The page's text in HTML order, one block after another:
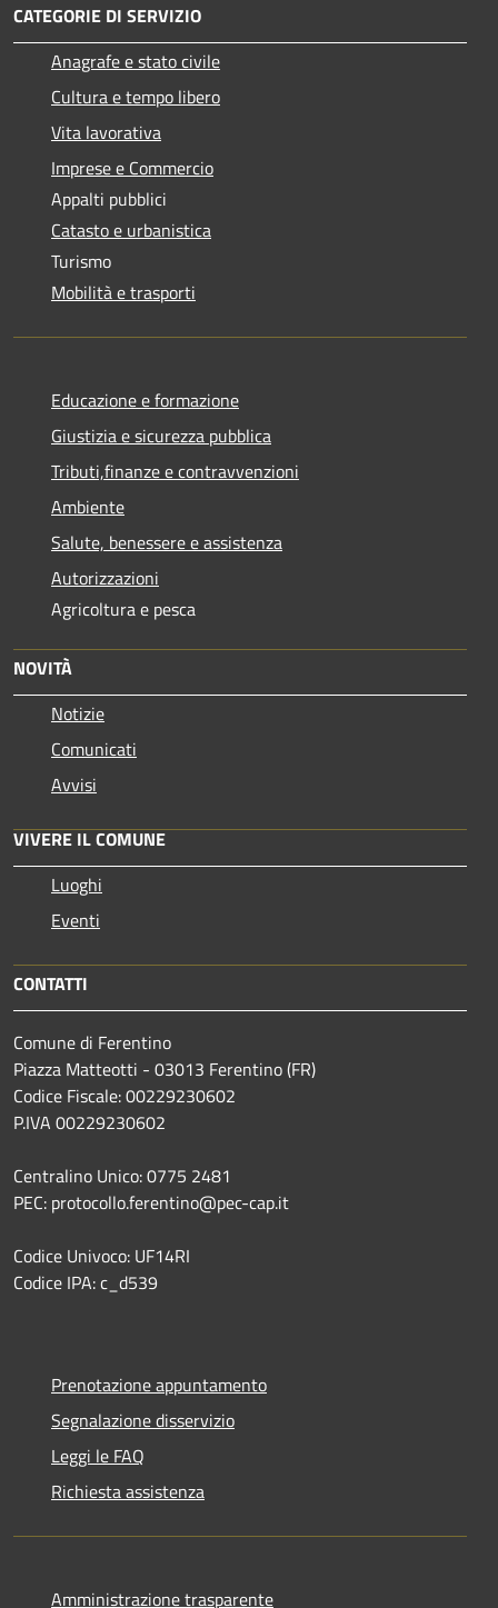
CATEGORIE DI SERVIZIO
Anagrafe e stato civile
Cultura e tempo libero
Vita lavorativa
Imprese e Commercio
Appalti pubblici
Catasto e urbanistica
Turismo
Mobilità e trasporti
Educazione e formazione
Giustizia e sicurezza pubblica
Tributi,finanze e contravvenzioni
Ambiente
Salute, benessere e assistenza
Autorizzazioni
Agricoltura e pesca
NOVITÀ
Notizie
Comunicati
Avvisi
VIVERE IL COMUNE
Luoghi
Eventi
CONTATTI
Comune di Ferentino
Piazza Matteotti - 03013 Ferentino (FR)
Codice Fiscale: 00229230602
P.IVA 00229230602
Centralino Unico: 0775 2481
PEC: protocollo.ferentino@pec-cap.it
Codice Univoco: UF14RI
Codice IPA: c_d539
Prenotazione appuntamento
Segnalazione disservizio
Leggi le FAQ
Richiesta assistenza
Amministrazione trasparente